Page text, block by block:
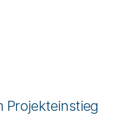
Projekteinstieg